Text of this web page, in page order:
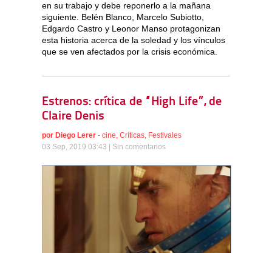
en su trabajo y debe reponerlo a la mañana
siguiente. Belén Blanco, Marcelo Subiotto,
Edgardo Castro y Leonor Manso protagonizan
esta historia acerca de la soledad y los vínculos
que se ven afectados por la crisis económica.
Estrenos: crítica de “High Life”, de
Claire Denis
por Diego Lerer - cine, Críticas, Festivales
03 Sep, 2019 03:43 | Sin comentarios